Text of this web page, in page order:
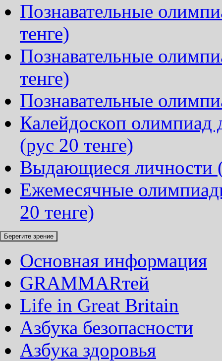
Познавательные
тенге)
Познавательные
тенге)
Познавательные
Калейдоскоп олимпиад
(рус 20 тенге)
Выдающиеся личности
Ежемесячные
20 тенге)
Берегите зрение
Основная информация
GRAMMARтей
Life in Great Britain
Азбука безопасности
Азбука здоровья